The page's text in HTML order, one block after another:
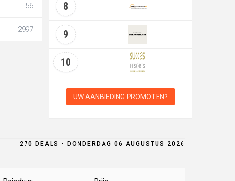
56
2997
8
9
10
UW AANBIEDING PROMOTEN?
270 DEALS • DONDERDAG 06 AUGUSTUS 2026